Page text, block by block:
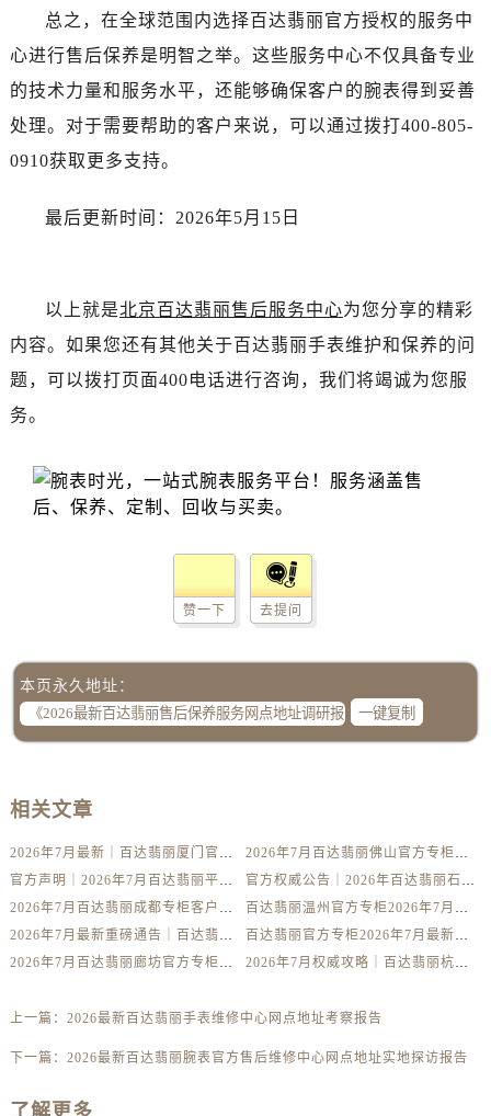
总之，在全球范围内选择百达翡丽官方授权的服务中
心进行售后保养是明智之举。这些服务中心不仅具备专业
的技术力量和服务水平，还能够确保客户的腕表得到妥善
处理。对于需要帮助的客户来说，可以通过拨打400-805-
0910获取更多支持。
最后更新时间：2026年5月15日
以上就是北京百达翡丽售后服务中心为您分享的精彩
内容。如果您还有其他关于百达翡丽手表维护和保养的问
题，可以拨打页面400电话进行咨询，我们将竭诚为您服
务。
赞一下 去提问
本页永久地址：
一键复制
相关文章
2026年7月最新｜百达翡丽厦门官方专柜服务热线攻略+专柜名录全公开
2026年7月百达翡丽佛山官方专柜信息攻略｜客服热线+门店服务全解析
官方声明｜2026年7月百达翡丽平顶山专柜客户服务热线更新公告
官方权威公告｜2026年百达翡丽石家庄专柜服务热线升级，7月最新信息一网打尽
2026年7月百达翡丽成都专柜客户服务热线核验｜官方门店指南全公开
百达翡丽温州官方专柜2026年7月最新服务热线公告｜客户服务系统升级
2026年7月最新重磅通告｜百达翡丽长春官方专柜客户热线与专柜信息汇总
百达翡丽官方专柜2026年7月最新公告｜惠州门店服务热线及客户关怀升级
2026年7月百达翡丽廊坊官方专柜攻略｜服务电话+门店信息全攻略核验
2026年7月权威攻略｜百达翡丽杭州专柜官方客户服务电话及门店信息
上一篇： 2026最新百达翡丽手表维修中心网点地址考察报告
下一篇： 2026最新百达翡丽腕表官方售后维修中心网点地址实地探访报告
了解更多